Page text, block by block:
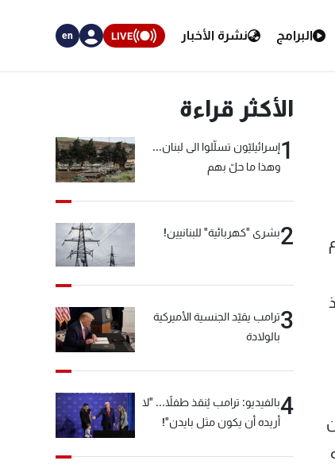
البرامج نشرة الأخبار LIVE
en
الأكثر قراءة
1إسرائيليّون تسلّلوا الى لبنان...
وهذا ما حلّ بهم
2بشرى "كهربائية" للبنانيين!
3ترامب يقيّد الجنسية الأميركية
بالولادة
4بالفيديو: ترامب يُنقذ طفلاً... "لا
أريده أن يكون مثل بايدن"!